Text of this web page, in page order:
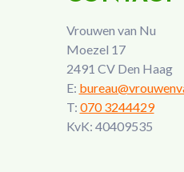
Vrouwen van Nu
Moezel 17
2491 CV Den Haag
E:
T: 070 3244429
KvK: 40409535